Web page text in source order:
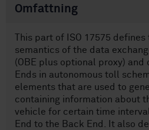
Omfattning
This part of ISO 17575
semantics of the data
(OBE plus optional proxy) and
Ends in autonomous toll
elements that are used to
containing information about
vehicle for certain time
End to the Back End. It also